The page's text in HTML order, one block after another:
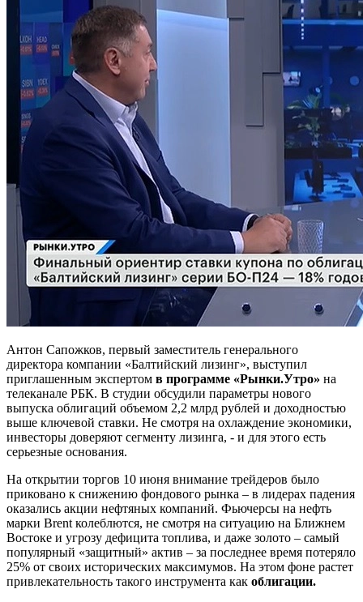
Антон Сапожков, первый заместитель генерального
директора компании «Балтийский лизинг», выступил
приглашенным экспертом в программе «Рынки.Утро» на
телеканале РБК. В студии обсудили параметры нового
выпуска облигаций объемом 2,2 млрд рублей и доходностью
выше ключевой ставки. Не смотря на охлаждение экономики,
инвесторы доверяют сегменту лизинга, - и для этого есть
серьезные основания.
На открытии торгов 10 июня внимание трейдеров было
приковано к снижению фондового рынка – в лидерах падения
оказались акции нефтяных компаний. Фьючерсы на нефть
марки Brent колеблются, не смотря на ситуацию на Ближнем
Востоке и угрозу дефицита топлива, и даже золото – самый
популярный «защитный» актив – за последнее время потеряло
25% от своих исторических максимумов. На этом фоне растет
привлекательность такого инструмента как облигации.